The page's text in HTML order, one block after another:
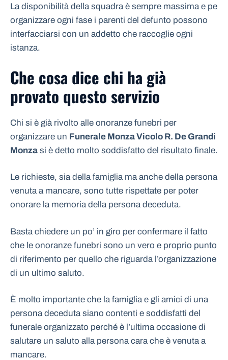
La disponibilità della squadra è sempre massima e pe
organizzare ogni fase i parenti del defunto possono
interfacciarsi con un addetto che raccoglie ogni
istanza.
Che cosa dice chi ha già
provato questo servizio
Chi si è già rivolto alle onoranze funebri per
organizzare un Funerale Monza Vicolo R. De Grandi
Monza si è detto molto soddisfatto del risultato finale.
Le richieste, sia della famiglia ma anche della persona
venuta a mancare, sono tutte rispettate per poter
onorare la memoria della persona deceduta.
Basta chiedere un po’ in giro per confermare il fatto
che le onoranze funebri sono un vero e proprio punto
di riferimento per quello che riguarda l’organizzazione
di un ultimo saluto.
È molto importante che la famiglia e gli amici di una
persona deceduta siano contenti e soddisfatti del
funerale organizzato perché è l’ultima occasione di
salutare un saluto alla persona cara che è venuta a
mancare.